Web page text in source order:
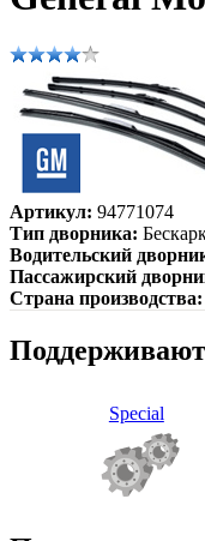
Артикул: 94771074
Тип дворника:
Водительский
Пассажирский
Страна производства:
Special